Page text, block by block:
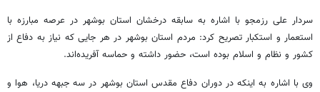
سردار علی رزمجو با اشاره به سابقه درخشان استان بوشهر در عرصه مبارزه با
استعمار و استکبار تصریح کرد: مردم استان بوشهر در هر جایی که نیاز به دفاع از
کشور و نظام و اسلام بوده است، حضور داشته و حماسه آفریده‌اند.
وی با اشاره به اینکه در دوران دفاع مقدس استان بوشهر در سه جبهه دریا، هوا و